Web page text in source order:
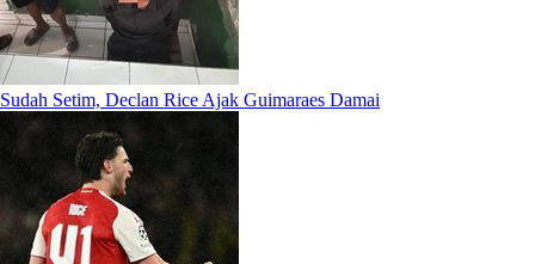
Sudah Setim, Declan Rice Ajak Guimaraes Damai